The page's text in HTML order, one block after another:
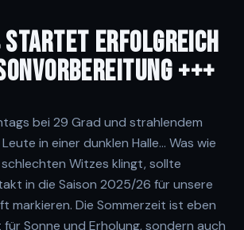
ERFOLGREICH
+++
bei 29 Grad und strahlendem
in einer dunklen Halle… Was wie
Witzes klingt, sollte
in die Saison 2025/26 für unsere
markieren. Die Sommerzeit ist eben
Sonne und Erholung, sondern auch